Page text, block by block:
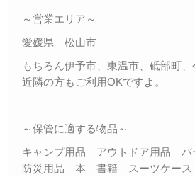
～営業エリア～
愛媛県 松山市
もちろん伊予市、東温市、砥部町
近隣の方もご利用OKですよ。
～保管に適する物品～
キャンプ用品 アウトドア用品 バ
防災用品 本 書籍 スーツケー